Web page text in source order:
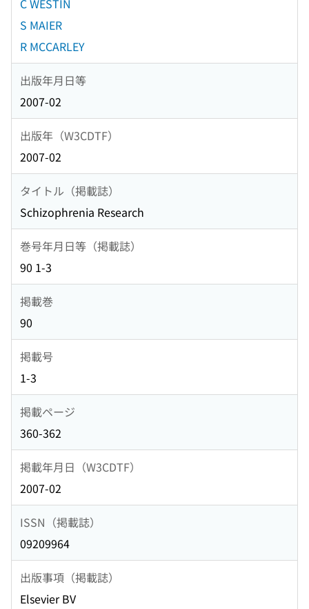
C WESTIN
S MAIER
R MCCARLEY
出版年月日等
2007-02
出版年（W3CDTF）
2007-02
タイトル（掲載誌）
Schizophrenia Research
巻号年月日等（掲載誌）
90 1-3
掲載巻
90
掲載号
1-3
掲載ページ
360-362
掲載年月日（W3CDTF）
2007-02
ISSN（掲載誌）
09209964
出版事項（掲載誌）
Elsevier BV